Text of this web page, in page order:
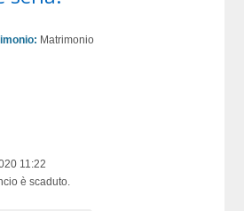
Matrimonio
11:22
è scaduto.